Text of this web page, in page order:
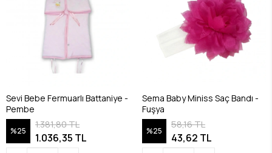
Sevi Bebe Fermuarlı Battaniye -
Pembe
%25
1.381,80 TL
1.036,35 TL
Sema Baby Miniss Saç Bandı -
Fuşya
%25
58,16 TL
43,62 TL